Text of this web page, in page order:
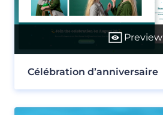
Preview
Célébration d’anniversaire